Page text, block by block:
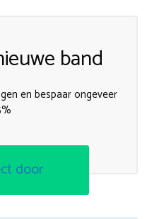
band
en bespaar ongeveer
door